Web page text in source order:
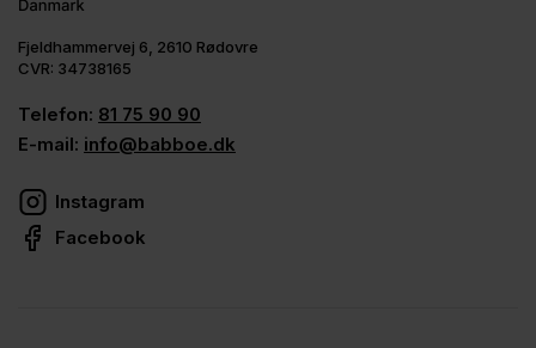
Fjeldhammervej 6, 2610 Rødovre
CVR: 34738165
Telefon: 81 75 90 90
E-mail: info@babboe.dk
Instagram
Facebook